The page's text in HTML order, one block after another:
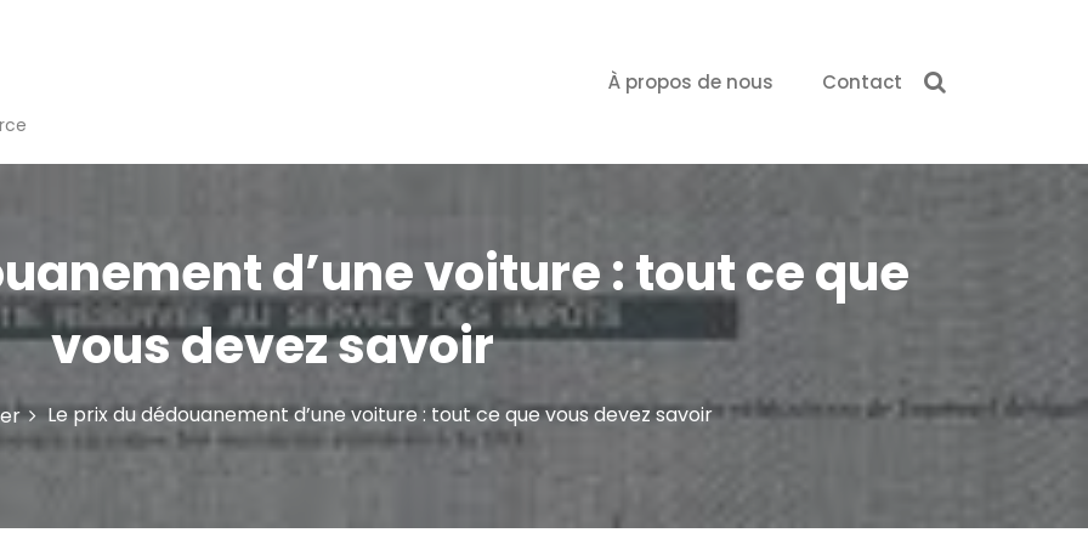
À propos de nous Contact
d’une voiture : tout ce que
vous devez savoir
Le prix du dédouanement d’une voiture : tout ce que vous devez savoir